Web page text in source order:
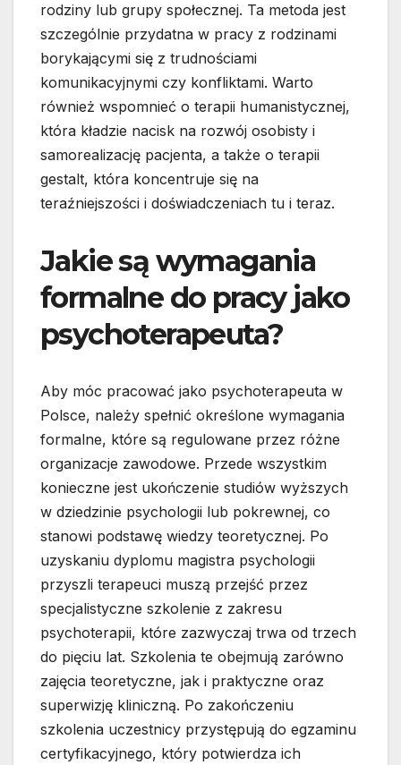
rodziny lub grupy społecznej. Ta metoda jest
szczególnie przydatna w pracy z rodzinami
borykającymi się z trudnościami
komunikacyjnymi czy konfliktami. Warto
również wspomnieć o terapii humanistycznej,
która kładzie nacisk na rozwój osobisty i
samorealizację pacjenta, a także o terapii
gestalt, która koncentruje się na
teraźniejszości i doświadczeniach tu i teraz.
Jakie są wymagania
formalne do pracy jako
psychoterapeuta?
Aby móc pracować jako psychoterapeuta w
Polsce, należy spełnić określone wymagania
formalne, które są regulowane przez różne
organizacje zawodowe. Przede wszystkim
konieczne jest ukończenie studiów wyższych
w dziedzinie psychologii lub pokrewnej, co
stanowi podstawę wiedzy teoretycznej. Po
uzyskaniu dyplomu magistra psychologii
przyszli terapeuci muszą przejść przez
specjalistyczne szkolenie z zakresu
psychoterapii, które zazwyczaj trwa od trzech
do pięciu lat. Szkolenia te obejmują zarówno
zajęcia teoretyczne, jak i praktyczne oraz
superwizję kliniczną. Po zakończeniu
szkolenia uczestnicy przystępują do egzaminu
certyfikacyjnego, który potwierdza ich